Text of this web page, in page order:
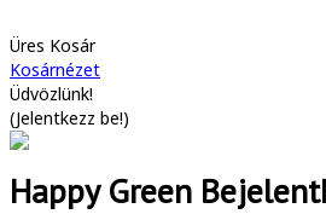
Üres Kosár
Kosárnézet
Üdvözlünk!
(Jelentkezz be!)
Happy Green